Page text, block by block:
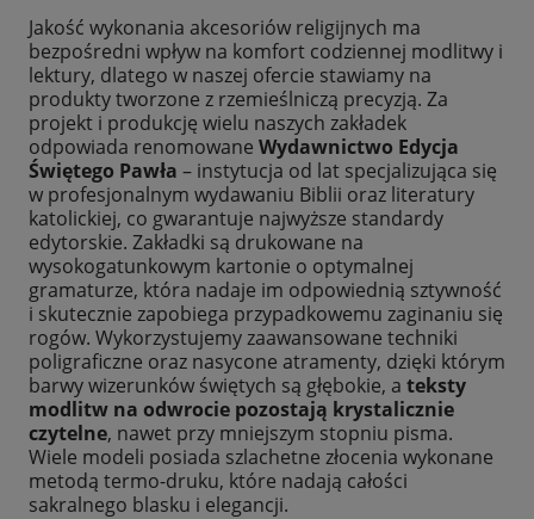
Jakość wykonania akcesoriów religijnych ma
bezpośredni wpływ na komfort codziennej modlitwy i
lektury, dlatego w naszej ofercie stawiamy na
produkty tworzone z rzemieślniczą precyzją. Za
projekt i produkcję wielu naszych zakładek
odpowiada renomowane Wydawnictwo Edycja
Świętego Pawła – instytucja od lat specjalizująca się
w profesjonalnym wydawaniu Biblii oraz literatury
katolickiej, co gwarantuje najwyższe standardy
edytorskie. Zakładki są drukowane na
wysokogatunkowym kartonie o optymalnej
gramaturze, która nadaje im odpowiednią sztywność
i skutecznie zapobiega przypadkowemu zaginaniu się
rogów. Wykorzystujemy zaawansowane techniki
poligraficzne oraz nasycone atramenty, dzięki którym
barwy wizerunków świętych są głębokie, a teksty
modlitw na odwrocie pozostają krystalicznie
czytelne, nawet przy mniejszym stopniu pisma.
Wiele modeli posiada szlachetne złocenia wykonane
metodą termo-druku, które nadają całości
sakralnego blasku i elegancji.